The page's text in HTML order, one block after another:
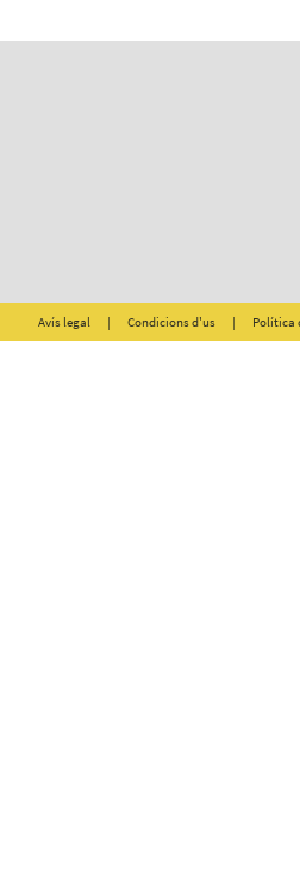
Avís legal | Condicions d'us | Política